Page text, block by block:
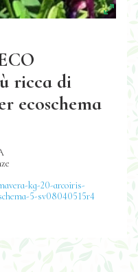
ricca di
ecoschema
kg-20-arcoiris-
5-sv08040515r4